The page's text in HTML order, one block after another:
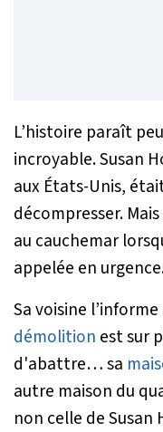
L’histoire paraît
incroyable. Susan
aux États-Unis,
décompresser.
au cauchemar
appelée en
Sa voisine
démolition est sur
d'abattre… sa
autre maison du
non celle de Susan